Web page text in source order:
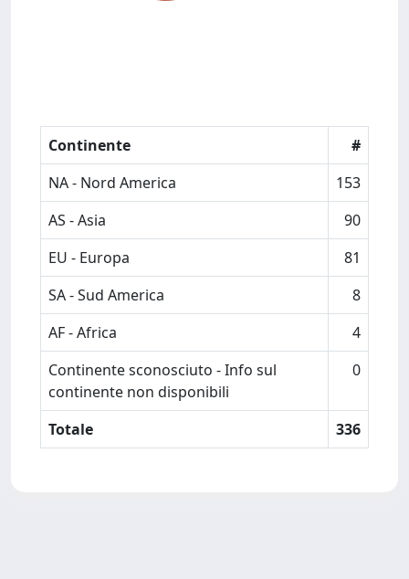
Continente
#
NA - Nord America
153
AS - Asia
90
EU - Europa
81
SA - Sud America
8
AF - Africa
4
Continente sconosciuto - Info sul
continente non disponibili
0
Totale 336